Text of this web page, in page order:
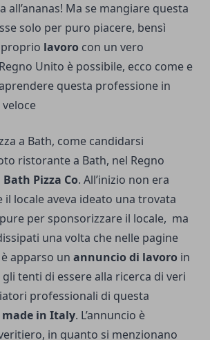
all’ananas! Ma se mangiare questa
solo per puro piacere, bensì
lavoro con un vero
Unito è possibile, ecco come e
questa professione in
a Bath, come candidarsi
ristorante a Bath, nel Regno
Bath Pizza Co. All’inizio non era
locale aveva ideato una trovata
per sponsorizzare il locale, ma
una volta che nelle pagine
apparso un annuncio di lavoro in
tenti di essere alla ricerca di veri
professionali di questa
made in Italy. L’annuncio è
in quanto si menzionano